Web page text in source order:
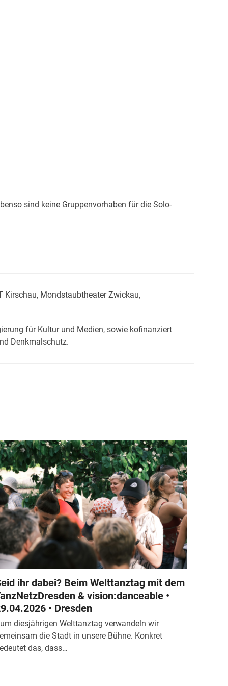
sind keine Gruppenvorhaben für die Solo-
Kirschau, Mondstaubtheater Zwickau,
für Kultur und Medien, sowie kofinanziert
Denkmalschutz.
ihr dabei? Beim Welttanztag mit dem
& vision:danceable •
• Dresden
diesjährigen Welttanztag verwandeln wir
die Stadt in unsere Bühne. Konkret
das, dass…